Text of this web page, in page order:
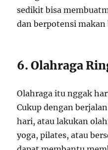
sedikit bisa
dan berpotensi makan
6. Olahraga
Olahraga itu nggak
Cukup dengan
hari, atau lakukan
yoga, pilates, atau